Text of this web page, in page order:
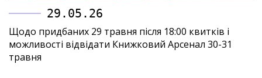
29.05.26
Щодо придбаних 29 травня після 18:00 квитків і
можливості відвідати Книжковий Арсенал 30-31
травня